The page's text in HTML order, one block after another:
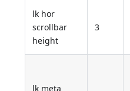
lk hor
scrollbar
height
3
lk meta